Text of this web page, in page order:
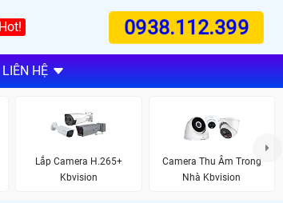
Hot! 0938.112.399
LIÊN HỆ
Lắp Camera H.265+
Kbvision
Camera Thu Âm Trong
Nhà Kbvision